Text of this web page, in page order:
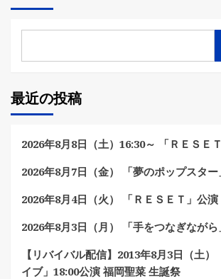
最近の投稿
2026年8月8日（土）16:30～ 「ＲＥＳＥ
2026年8月7日（金） 「夢のポップスター
2026年8月4日（火） 「ＲＥＳＥＴ」公演
2026年8月3日（月） 「手をつなぎなが
【リバイバル配信】2013年8月3日（土）
イブ」18:00公演 福岡聖菜 生誕祭